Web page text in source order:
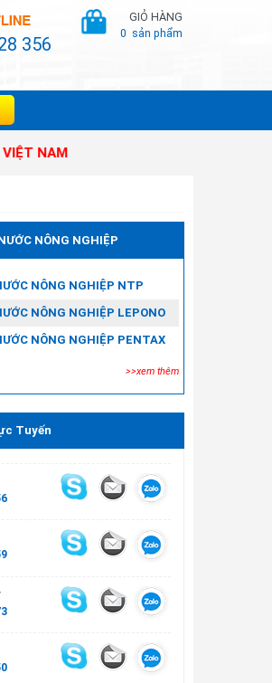
356
GIỎ HÀNG
0 sản phẩm
NÔNG NGHIỆP
NÔNG NGHIỆP NTP
NÔNG NGHIỆP LEPONO
NÔNG NGHIỆP PENTAX
>>xem thêm
Tuyến